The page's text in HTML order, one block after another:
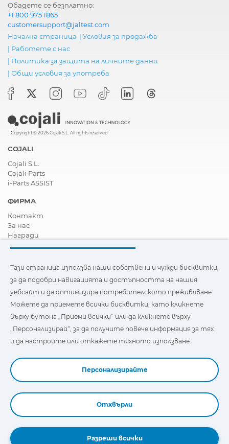
Обадете се безплатно:
+1 800 975 1865
customersupport@jaltest.com
Начална страница | Условия за продажба
| Работете с нас
| Политика за защита на личните данни
| Общи условия за употреба
Copyright © 2026 Cojali S.L. All rights reserved
COJALI
Cojali S.L.
Cojali Parts
i-Parts ASSIST
ФИРМА
Контакт
За нас
Награди
Станете дистрибутор
Новини
Видеа
FAQ - Често задавани въпроси
Тази страница използва наши собствени и бисквитки на
трети страни, за да подобри навигацията и
достъпността на нашия уебсайт и да оптимизира
потребителското изживяване. Можете да кликнете
тях и да зададете или откажете използването им.
Тази страница използва наши собствени и чужди бисквитки,
за да подобри навигацията и достъпността на нашия
уебсайт и да оптимизира потребителското преживяване.
Можете да приемете всички бисквитки, като кликнете
върху бутона „Приеми всички“ или да кликнете върху
„Персонализирай“, за да получите повече информация за тях
и да настроите или откажете тяхното използване.
Персонализирайте
Отхвърли
Разреши всички